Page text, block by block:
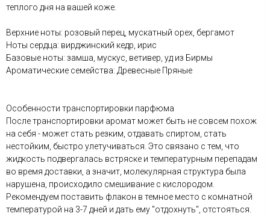
теплого дня на вашей коже.
Верхние ноты: розовый перец, мускатный орех, бергамот
Ноты сердца: вирджинский кедр, ирис
Базовые ноты: замша, мускус, ветивер, уд из Бирмы
Ароматические семейства: Древесные Пряные
Особенности транспортировки парфюма
После транспортировки аромат может быть не совсем похож
на себя - может стать резким, отдавать спиртом, стать
нестойким, быстро улетучиваться. Это связано с тем, что
жидкость подвергалась встряске и температурным перепадам
во время доставки, а значит, молекулярная структура была
нарушена, происходило смешивание с кислородом.
Рекомендуем поставить флакон в темное место с комнатной
температурой на 3-7 дней и дать ему "отдохнуть", отстояться.